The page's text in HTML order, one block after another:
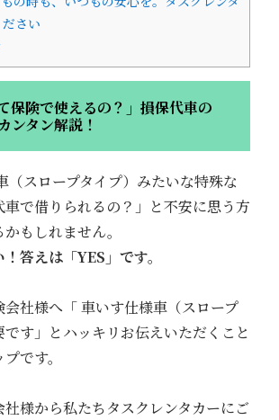
さい
保険で使えるの？」損保代車の
ンタン解説！
（スロープタイプ）みたいな特殊な
で借りられるの？」と不安に思う方
もしれません。
答えは「YES」です。
社様へ「 車いす仕様車（スロープ
です」とハッキリお伝えいただくこと
です。
社様から私たちタスクレンタカーにご